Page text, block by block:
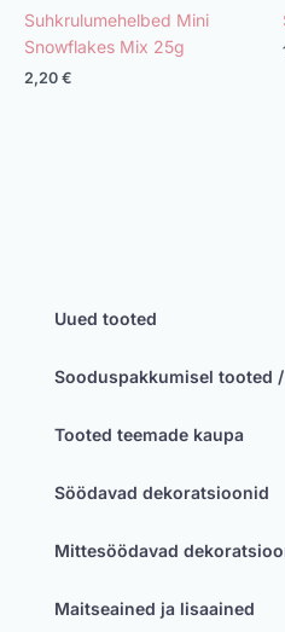
Uued tooted
Sooduspakkumisel tooted
Tooted teemade kaupa
Söödavad dekoratsioonid
Mittesöödavad
Maitseained ja lisaained
Suhkrulumehelbed Mini
Snowflakes Mix 25g
2,20 €